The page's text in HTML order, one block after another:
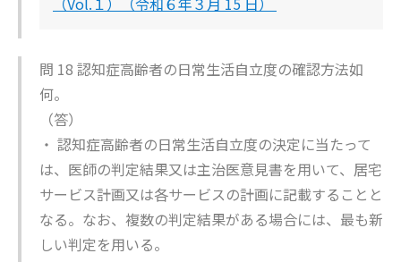
問 18 認知症高齢者の日常生活自立度の確認方法如
何。
（答）
・ 認知症高齢者の日常生活自立度の決定に当たって
は、医師の判定結果又は主治医意見書を用いて、居宅
サービス計画又は各サービスの計画に記載することと
なる。なお、複数の判定結果がある場合には、最も新
しい判定を用いる。